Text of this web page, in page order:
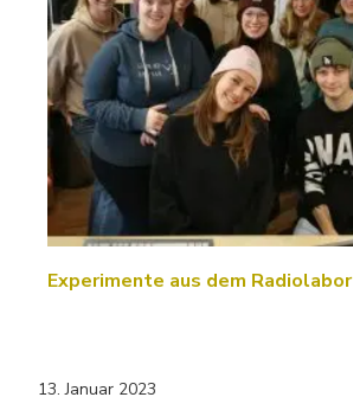
Experimente aus dem Radiolabor
13. Januar 2023